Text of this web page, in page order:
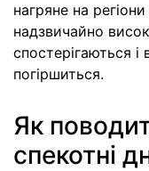
нагряне на
надзвичайно
спостерігаються
погіршиться.
Як
спекотні